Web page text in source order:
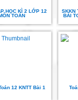
HỌC KÌ 2 LỚP 12
TOÁN
SKKN
BÀI
12 KNTT Bài 1